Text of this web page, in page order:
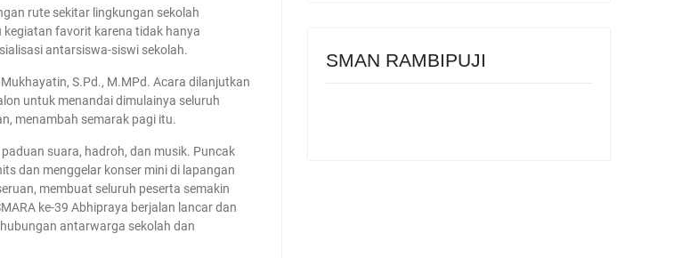
rute sekitar lingkungan sekolah
favorit karena tidak hanya
antarsiswa-siswi sekolah.
S.Pd., M.MPd. Acara dilanjutkan
untuk menandai dimulainya seluruh
menambah semarak pagi itu.
suara, hadroh, dan musik. Puncak
dan menggelar konser mini di lapangan
membuat seluruh peserta semakin
ke-39 Abhipraya berjalan lancar dan
antarwarga sekolah dan
SMAN RAMBIPUJI